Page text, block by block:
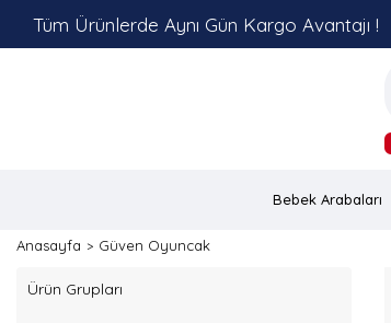
Tüm Ürünlerde Aynı Gün Kargo Avantajı !
Bebek Arabaları
Anasayfa Güven Oyuncak
Ürün Grupları